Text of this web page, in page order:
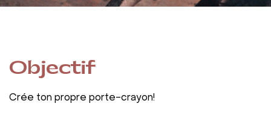
Objectif
Crée ton propre porte-crayon!